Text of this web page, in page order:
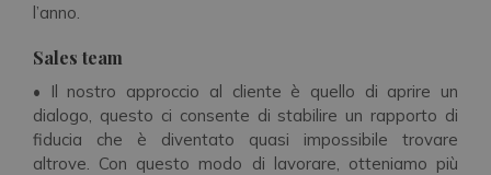
l’anno.
Sales team
• Il nostro approccio al cliente è quello di aprire un
dialogo, questo ci consente di stabilire un rapporto di
fiducia che è diventato quasi impossibile trovare
altrove. Con questo modo di lavorare, otteniamo più